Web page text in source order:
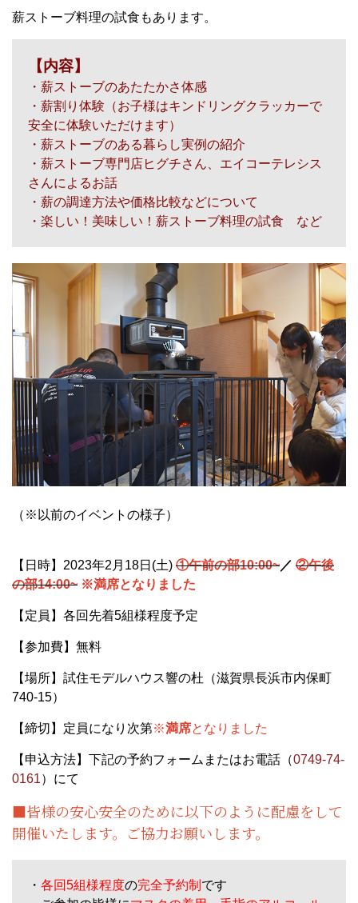
薪ストーブ料理の試食もあります。
【内容】
・薪ストーブのあたたかさ体感
・薪割り体験（お子様はキンドリングクラッカーで
安全に体験いただけます）
・薪ストーブのある暮らし実例の紹介
・薪ストーブ専門店ヒグチさん、エイコーテレシス
さんによるお話
・薪の調達方法や価格比較などについて
・楽しい！美味しい！薪ストーブ料理の試食 など
（※以前のイベントの様子）
【日時】2023年2月18日(土) ①午前の部10:00~／ ②午後
の部14:00~ ※満席となりました
【定員】各回先着5組様程度予定
【参加費】無料
【場所】試住モデルハウス響の杜（滋賀県長浜市内保町
740-15）
【締切】定員になり次第※満席となりました
【申込方法】下記の予約フォームまたはお電話（0749-74-
0161）にて
■皆様の安心安全のために以下のように配慮をして
開催いたします。ご協力お願いします。
・ 各回5組様程度の完全予約制 です